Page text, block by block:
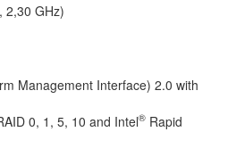
2,30 GHz)
Management Interface) 2.0 with
0, 1, 5, 10 and Intel® Rapid